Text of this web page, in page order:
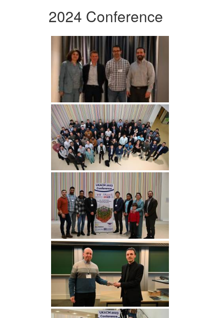
2024 Conference